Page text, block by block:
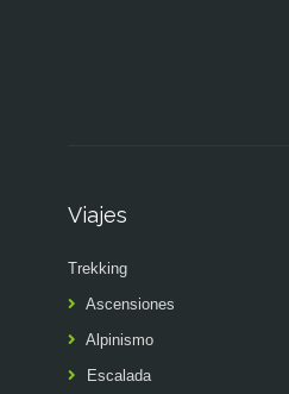
Viajes
Trekking
Ascensiones
Alpinismo
Escalada